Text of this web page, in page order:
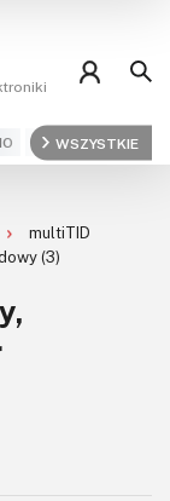
ARM AUDIO
WSZYSTKIE
multiTID
(3)